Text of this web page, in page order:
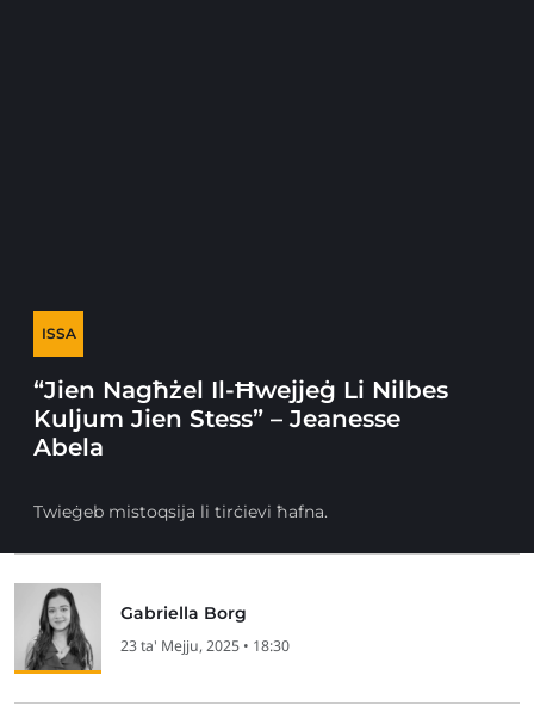
ISSA
“Jien Nagħżel Il-Ħwejjeġ Li Nilbes
Kuljum Jien Stess” – Jeanesse
Abela
Twieġeb mistoqsija li tirċievi ħafna.
Gabriella Borg
23 ta' Mejju, 2025 • 18:30